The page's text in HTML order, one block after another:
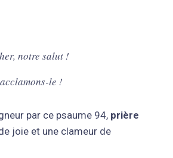
notre salut !
le !
par ce psaume 94, prière
joie et une clameur de